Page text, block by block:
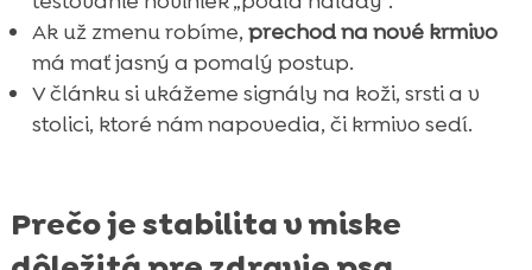
Ak už zmenu robíme, prechod na nové krmivo
má mať jasný a pomalý postup.
V článku si ukážeme signály na koži, srsti a v
stolici, ktoré nám napovedia, či krmivo sedí.
Prečo je stabilita v miske